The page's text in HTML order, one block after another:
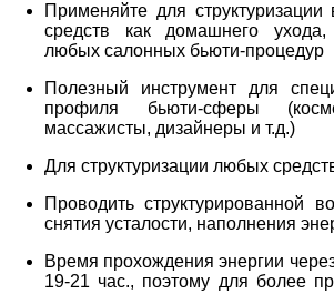
Применяйте для структуризации
средств как домашнего
любых салонных бьюти-процедур
Полезный инструмент для
профиля бьюти-сферы
массажисты, дизайнеры и т.д.)
Для структуризации любых
Проводить структурированной
снятия усталости, наполнения
Время прохождения энергии
19-21 час., поэтому для более